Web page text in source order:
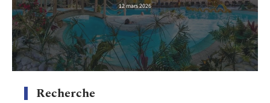
12 mars 2026
Recherche